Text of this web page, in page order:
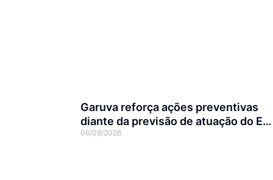
Garuva reforça ações preventivas
diante da previsão de atuação do El
Niño
06/08/2026